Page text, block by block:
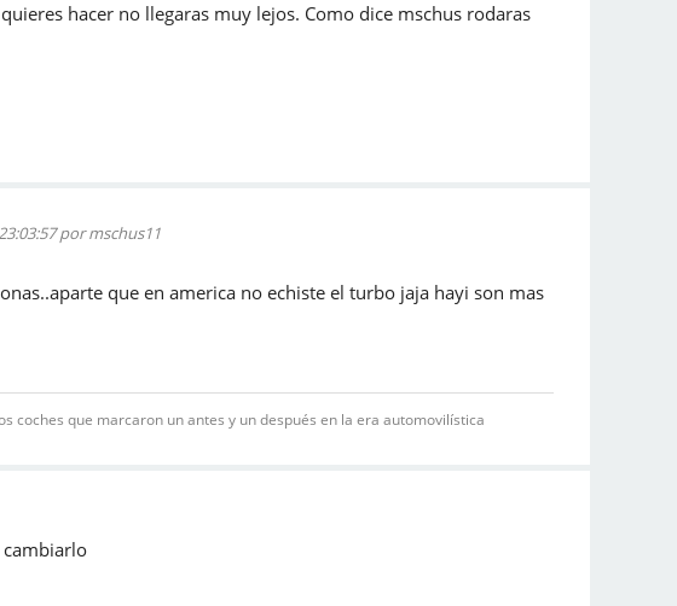
hacer no llegaras muy lejos. Como dice mschus rodaras
por mschus11
que en america no echiste el turbo jaja hayi son mas
coches que marcaron un antes y un después en la era automovilística